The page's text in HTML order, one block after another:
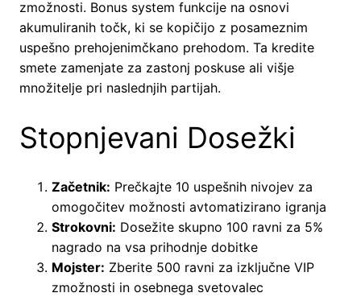
zmožnosti. Bonus system funkcije na osnovi
akumuliranih točk, ki se kopičijo z posameznim
uspešno prehojenimčkano prehodom. Ta kredite
smete zamenjate za zastonj poskuse ali višje
množitelje pri naslednjih partijah.
Stopnjevani Dosežki
Začetnik: Prečkajte 10 uspešnih nivojev za
omogočitev možnosti avtomatizirano igranja
Strokovni: Dosežite skupno 100 ravni za 5%
nagrado na vsa prihodnje dobitke
Mojster: Zberite 500 ravni za izključne VIP
zmožnosti in osebnega svetovalec